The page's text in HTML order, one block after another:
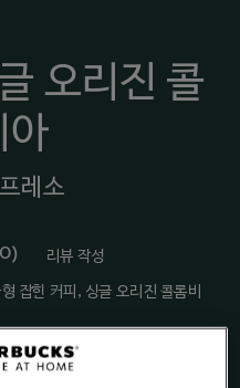
오리진 콜
아
레소
리뷰 작성
잡힌 커피, 싱글 오리진 콜롬비
로스트